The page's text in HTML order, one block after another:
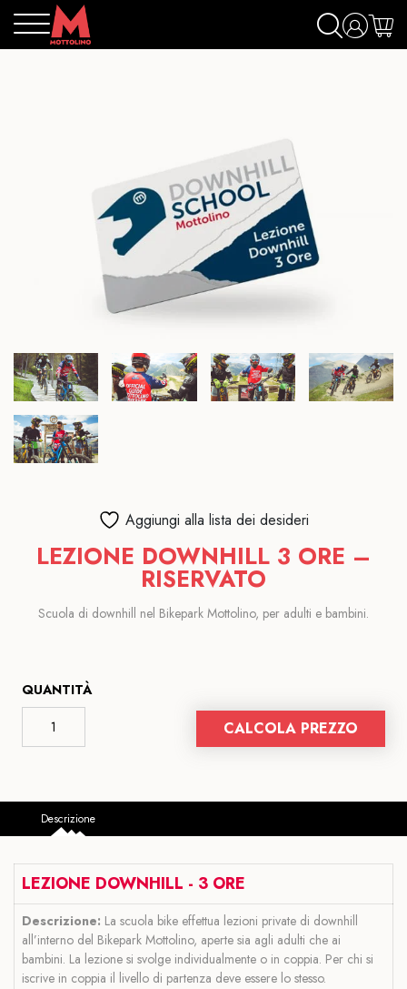
Aggiungi alla lista dei desideri
LEZIONE DOWNHILL 3 ORE –
RISERVATO
Scuola di downhill nel Bikepark Mottolino, per adulti e bambini.
QUANTITÀ
CALCOLA PREZZO
Descrizione
LEZIONE DOWNHILL - 3 ORE
Descrizione: La scuola bike effettua lezioni private di downhill
all’interno del Bikepark Mottolino, aperte sia agli adulti che ai
bambini. La lezione si svolge individualmente o in coppia. Per chi si
iscrive in coppia il livello di partenza deve essere lo stesso.